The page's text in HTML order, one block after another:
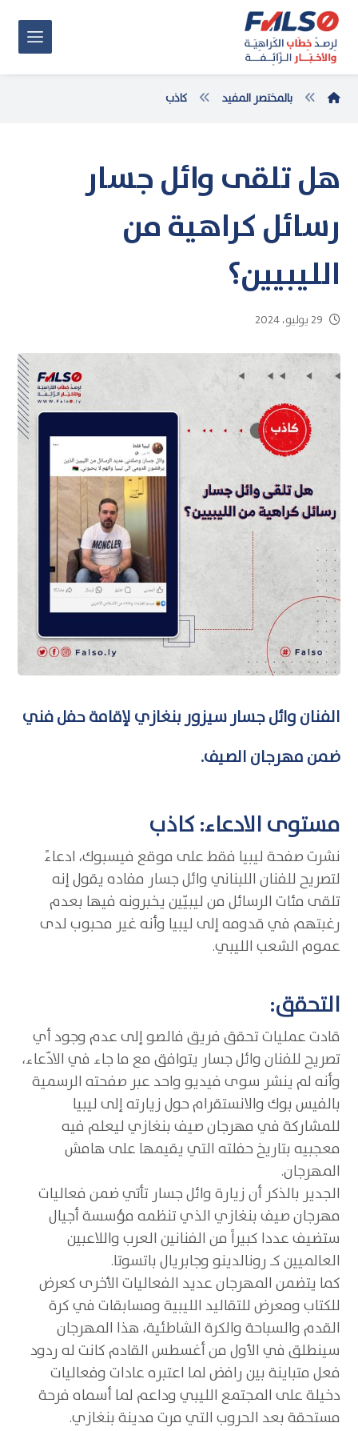
بالمختصر المفيد كاذب
هل تلقى وائل جسار
رسائل كراهية من
الليبيين؟
29 يوليو، 2024
الفنان وائل جسار سيزور بنغازي لإقامة حفل فني
ضمن مهرجان الصيف.
مستوى الادعاء: كاذب
نشرت صفحة ليبيا فقط على موقع فيسبوك، ادعاءً
لتصريح للفنان اللبناني وائل جسار مفاده يقول إنه
تلقى مئات الرسائل من ليبيّين يخبرونه فيها بعدم
رغبتهم في قدومه إلى ليبيا وأنه غير محبوب لدى
عموم الشعب الليبي.
التحقق:
قادت عمليات تحقق فريق فالصو إلى عدم وجود أي
تصريح للفنان وائل جسار يتوافق مع ما جاء في الادّعاء،
وأنه لم ينشر سوى فيديو واحد عبر صفحته الرسمية
بالفيس بوك والانستقرام حول زيارته إلى ليبيا
للمشاركة في مهرجان صيف بنغازي ليعلم فيه
معجبيه بتاريخ حفلته التي يقيمها على هامش
المهرجان.
الجدير بالذكر أن زيارة وائل جسار تأتي ضمن فعاليات
مهرجان صيف بنغازي الذي تنظمه مؤسسة أجيال
ستضيف عددا كبيراً من الفنانين العرب واللاعبين
العالميين كـ رونالدينو وجابريال باتسوتا.
كما يتضمن المهرجان عديد الفعاليات الأخرى كعرض
للكتاب ومعرض للتقاليد الليبية ومسابقات في كرة
القدم والسباحة والكرة الشاطئية، هذا المهرجان
سينطلق في الأول من أغسطس القادم كانت له ردود
فعل متباينة بين رافض لما اعتبره عادات وفعاليات
دخيلة على المجتمع الليبي وداعم لما أسماه فرحة
مستحقة بعد الحروب التي مرت مدينة بنغازي.